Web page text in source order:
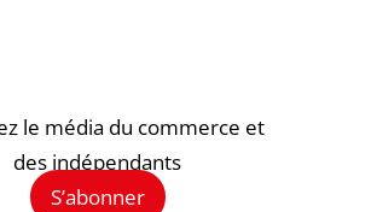
le média du commerce et
des indépendants
S’abonner